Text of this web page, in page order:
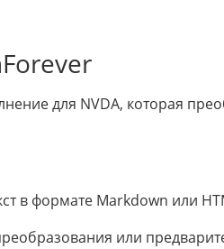
для NVDA, которая
в формате Markdown или
или